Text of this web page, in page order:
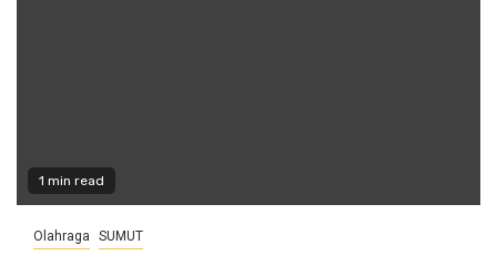
1 min read
Olahraga SUMUT